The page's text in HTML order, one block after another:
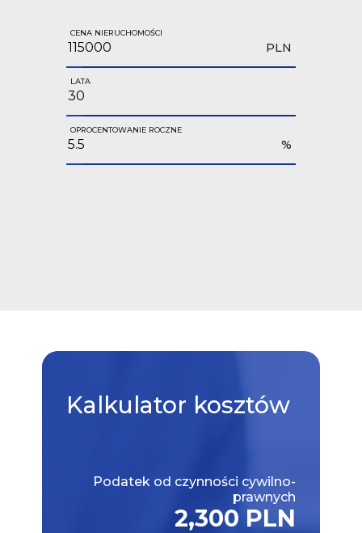
CENA NIERUCHOMOŚCI
PLN
LATA
OPROCENTOWANIE ROCZNE
%
Kalkulator kosztów
Podatek od czynności cywilno-
prawnych
2,300 PLN